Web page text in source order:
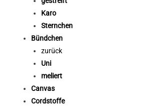
Karo
Sternchen
Bündchen
zurück
Uni
meliert
Canvas
Cordstoffe